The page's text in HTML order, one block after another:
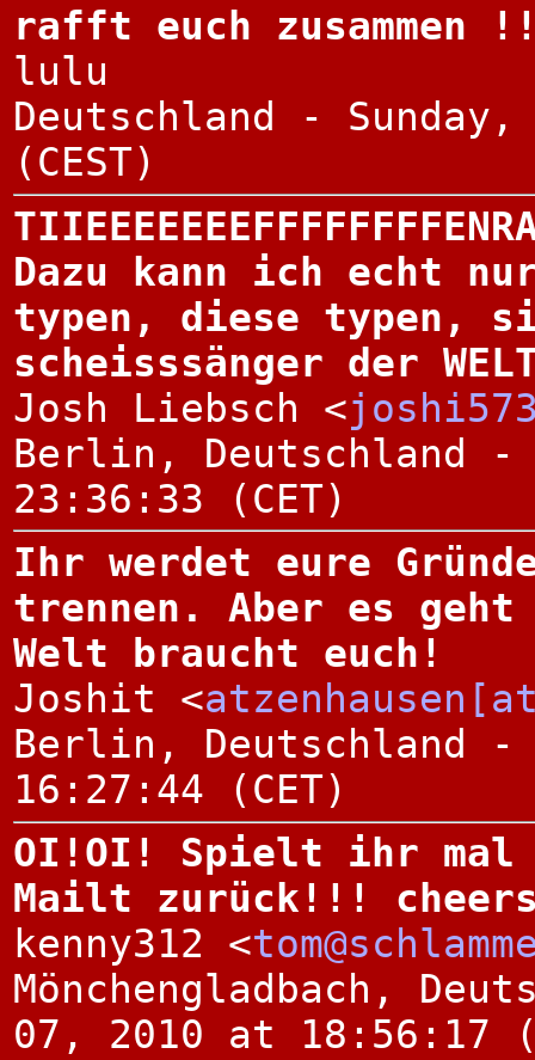
rafft euch zusammen
lulu
Deutschland -
(CEST)
Dazu kann ich echt
typen, diese typen,
scheisssänger der
Josh Liebsch <
Berlin, Deutschland -
23:36:33 (CET)
Ihr werdet eure
trennen. Aber es
Welt braucht euch!
Joshit <
Berlin, Deutschland -
16:27:44 (CET)
OI!OI! Spielt ihr mal
Mailt zurück!!!
kenny312 <
Mönchengladbach,
07, 2010 at 18:56:17